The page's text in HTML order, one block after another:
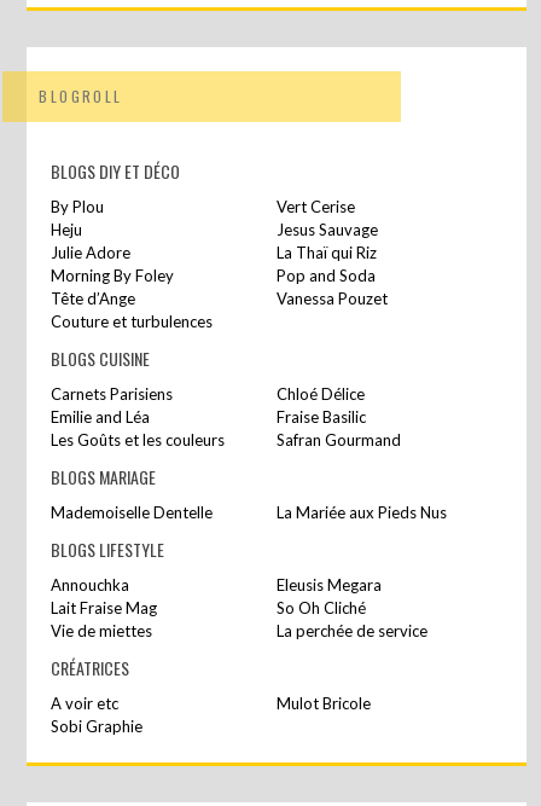
BLOGROLL
BLOGS DIY ET DÉCO
By Plou
Vert Cerise
Heju
Jesus Sauvage
Julie Adore
La Thaï qui Riz
Morning By Foley
Pop and Soda
Tête d’Ange
Vanessa Pouzet
Couture et turbulences
BLOGS CUISINE
Carnets Parisiens
Chloé Délice
Emilie and Léa
Fraise Basilic
Les Goûts et les couleurs
Safran Gourmand
BLOGS MARIAGE
Mademoiselle Dentelle La Mariée aux Pieds Nus
BLOGS LIFESTYLE
Annouchka
Eleusis Megara
Lait Fraise Mag
So Oh Cliché
Vie de miettes
La perchée de service
CRÉATRICES
A voir etc
Mulot Bricole
Sobi Graphie